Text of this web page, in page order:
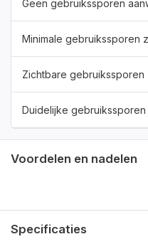
Geen gebruikssporen
Minimale gebruikssporen
Zichtbare gebruikssporen
Duidelijke
Voordelen en nadelen
Specificaties